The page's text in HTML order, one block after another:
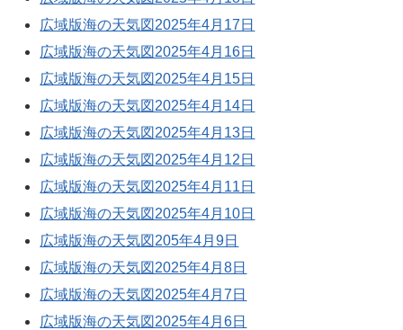
広域版海の天気図2025年4月17日
広域版海の天気図2025年4月16日
広域版海の天気図2025年4月15日
広域版海の天気図2025年4月14日
広域版海の天気図2025年4月13日
広域版海の天気図2025年4月12日
広域版海の天気図2025年4月11日
広域版海の天気図2025年4月10日
広域版海の天気図205年4月9日
広域版海の天気図2025年4月8日
広域版海の天気図2025年4月7日
広域版海の天気図2025年4月6日